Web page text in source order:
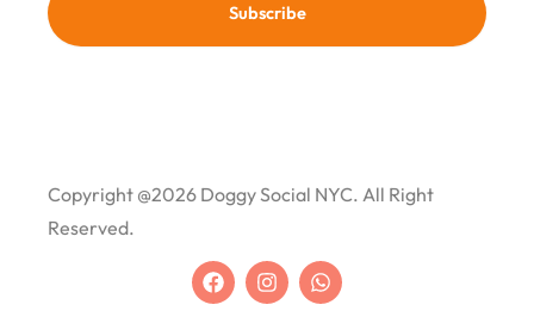
Subscribe
Copyright @2026 Doggy Social NYC. All Right
Reserved.
F
a
I
n
W
h